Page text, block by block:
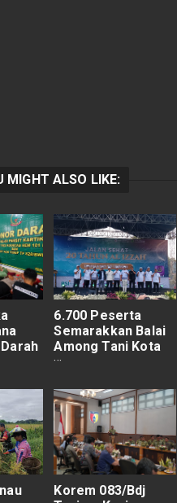
MIGHT ALSO LIKE:
80,
6.700 Peserta
Semarakkan Balai
Among Tani Kota
Batu
Korem 083/Bdj